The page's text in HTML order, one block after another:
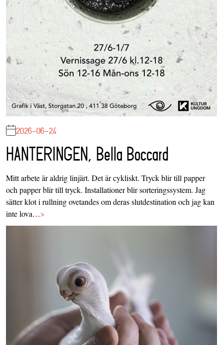
2026-06-24
HANTERINGEN, Bella Boccard
Mitt arbete är aldrig linjärt. Det är cykliskt. Tryck blir till papper
och papper blir till tryck. Installationer blir sorteringssystem. Jag
sätter klot i rullning ovetandes om deras slutdestination och jag kan
inte lova…>